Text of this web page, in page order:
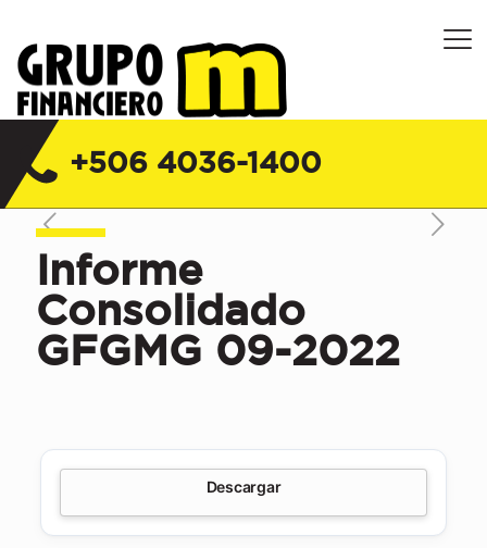
+506 4036-1400
Informe
Consolidado
GFGMG 09-2022
Descargar